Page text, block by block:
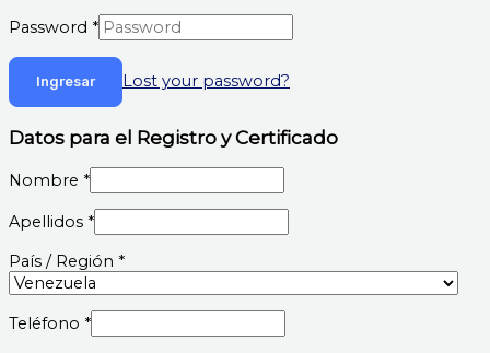
Password *
Lost your password?
Datos para el Registro y Certificado
Nombre *
Apellidos *
País / Región *
Teléfono *